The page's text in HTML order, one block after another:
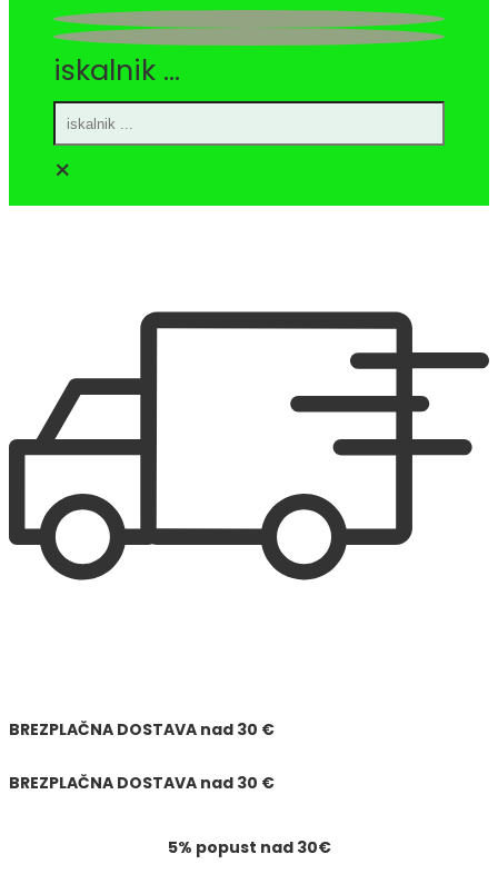
iskalnik ...
×
BREZPLAČNA DOSTAVA nad 30 €
BREZPLAČNA DOSTAVA nad 30 €
5% popust nad 30€